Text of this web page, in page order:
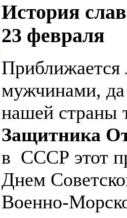
История
23 февраля
мужчинами,
нашей страны
Защитника
в СССР этот
Днем
Военно-